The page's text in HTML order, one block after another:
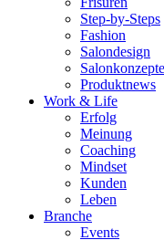
Step-by-Steps
Fashion
Salondesign
Salonkonzepte
Produktnews
Work & Life
Erfolg
Meinung
Coaching
Mindset
Kunden
Leben
Branche
Events